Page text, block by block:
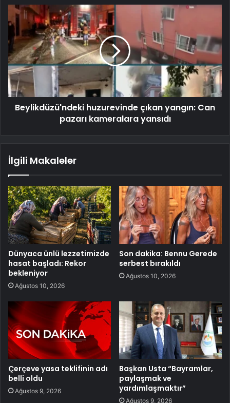
Beylikdüzü'ndeki huzurevinde çıkan yangın: Can
pazarı kameralara yansıdı
İlgili Makaleler
Dünyaca ünlü lezzetimizde
hasat başladı: Rekor
bekleniyor
Ağustos 10, 2026
Son dakika: Bennu Gerede
serbest bırakıldı
Ağustos 10, 2026
Çerçeve yasa teklifinin adı
belli oldu
Ağustos 9, 2026
Başkan Usta “Bayramlar,
paylaşmak ve
yardımlaşmaktır”
Ağustos 9, 2026